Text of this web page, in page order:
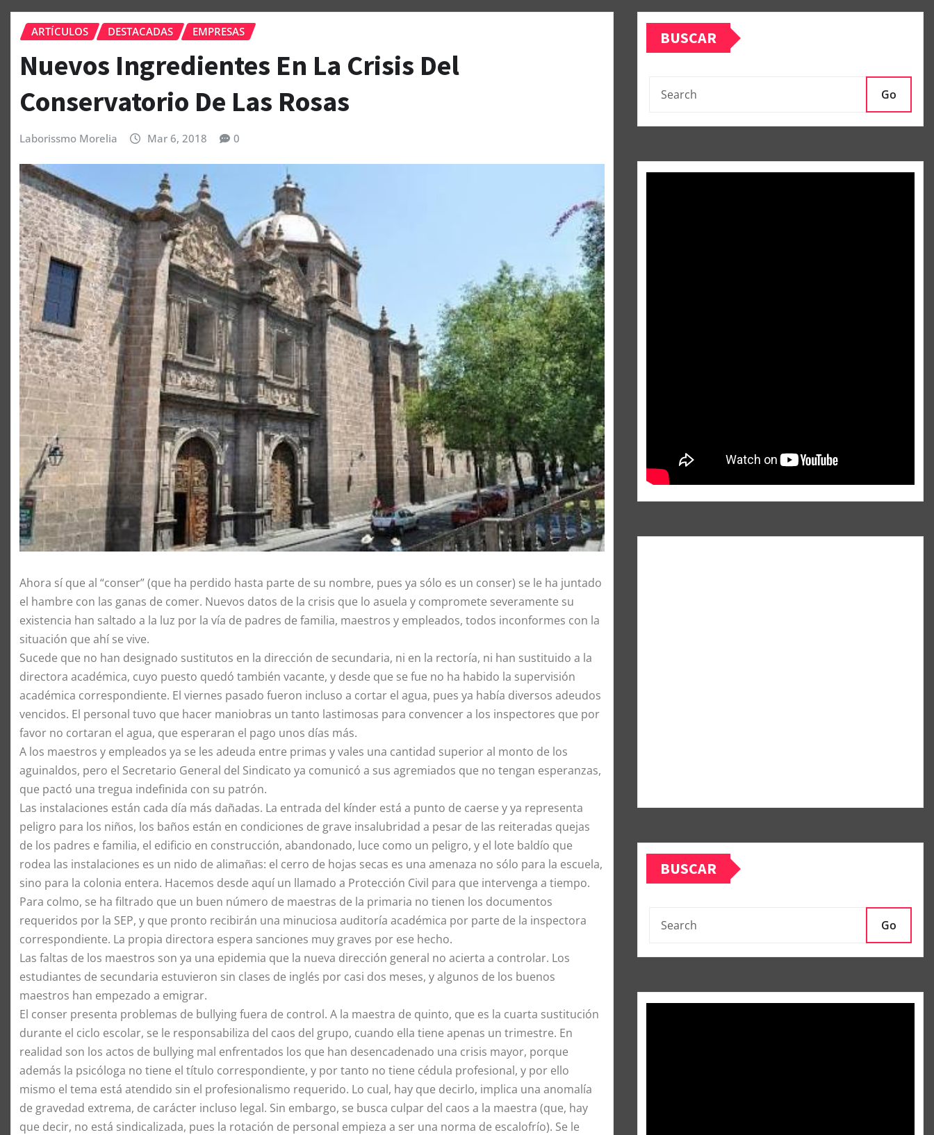
ARTÍCULOS DESTACADAS EMPRESAS
Nuevos Ingredientes En La Crisis Del
Conservatorio De Las Rosas
Laborissmo Morelia Mar 6, 2018 0
Ahora sí que al “conser” (que ha perdido hasta parte de su nombre, pues ya sólo es un conser) se le ha juntado
el hambre con las ganas de comer. Nuevos datos de la crisis que lo asuela y compromete severamente su
existencia han saltado a la luz por la vía de padres de familia, maestros y empleados, todos inconformes con la
situación que ahí se vive.
Sucede que no han designado sustitutos en la dirección de secundaria, ni en la rectoría, ni han sustituido a la
directora académica, cuyo puesto quedó también vacante, y desde que se fue no ha habido la supervisión
académica correspondiente. El viernes pasado fueron incluso a cortar el agua, pues ya había diversos adeudos
vencidos. El personal tuvo que hacer maniobras un tanto lastimosas para convencer a los inspectores que por
favor no cortaran el agua, que esperaran el pago unos días más.
A los maestros y empleados ya se les adeuda entre primas y vales una cantidad superior al monto de los
aguinaldos, pero el Secretario General del Sindicato ya comunicó a sus agremiados que no tengan esperanzas,
que pactó una tregua indefinida con su patrón.
Las instalaciones están cada día más dañadas. La entrada del kínder está a punto de caerse y ya representa
peligro para los niños, los baños están en condiciones de grave insalubridad a pesar de las reiteradas quejas
de los padres e familia, el edificio en construcción, abandonado, luce como un peligro, y el lote baldío que
rodea las instalaciones es un nido de alimañas: el cerro de hojas secas es una amenaza no sólo para la escuela,
sino para la colonia entera. Hacemos desde aquí un llamado a Protección Civil para que intervenga a tiempo.
Para colmo, se ha filtrado que un buen número de maestras de la primaria no tienen los documentos
requeridos por la SEP, y que pronto recibirán una minuciosa auditoría académica por parte de la inspectora
correspondiente. La propia directora espera sanciones muy graves por ese hecho.
Las faltas de los maestros son ya una epidemia que la nueva dirección general no acierta a controlar. Los
estudiantes de secundaria estuvieron sin clases de inglés por casi dos meses, y algunos de los buenos
maestros han empezado a emigrar.
El conser presenta problemas de bullying fuera de control. A la maestra de quinto, que es la cuarta sustitución
durante el ciclo escolar, se le responsabiliza del caos del grupo, cuando ella tiene apenas un trimestre. En
realidad son los actos de bullying mal enfrentados los que han desencadenado una crisis mayor, porque
además la psicóloga no tiene el título correspondiente, y por tanto no tiene cédula profesional, y por ello
mismo el tema está atendido sin el profesionalismo requerido. Lo cual, hay que decirlo, implica una anomalía
de gravedad extrema, de carácter incluso legal. Sin embargo, se busca culpar del caos a la maestra (que, hay
que decir, no está sindicalizada, pues la rotación de personal empieza a ser una norma de escalofrío). Se le
BUSCAR
Go
BUSCAR
Go